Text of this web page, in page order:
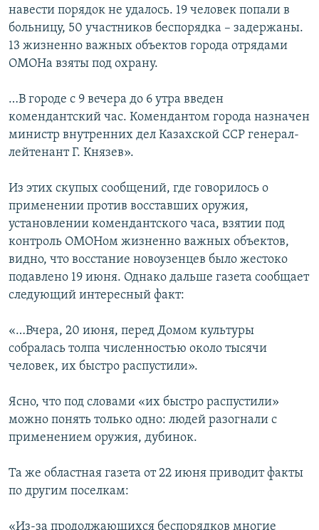
навести порядок не удалось. 19 человек попали в
больницу, 50 участников беспорядка – задержаны.
13 жизненно важных объектов города отрядами
ОМОНа взяты под охрану.
…В городе с 9 вечера до 6 утра введен
комендантский час. Комендантом города назначен
министр внутренних дел Казахской ССР генерал-
лейтенант Г. Князев».
Из этих скупых сообщений, где говорилось о
применении против восставших оружия,
установлении комендантского часа, взятии под
контроль ОМОНом жизненно важных объектов,
видно, что восстание новоузенцев было жестоко
подавлено 19 июня. Однако дальше газета сообщает
следующий интересный факт:
«…Вчера, 20 июня, перед Домом культуры
собралась толпа численностью около тысячи
человек, их быстро распустили».
Ясно, что под словами «их быстро распустили»
можно понять только одно: людей разогнали с
применением оружия, дубинок.
Та же областная газета от 22 июня приводит факты
по другим поселкам:
«Из-за продолжающихся беспорядков многие